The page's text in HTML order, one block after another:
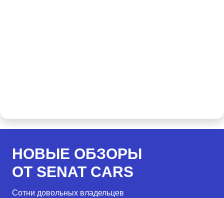
НОВЫЕ ОБЗОРЫ
ОТ SENAT CARS
Сотни довольных владельцев